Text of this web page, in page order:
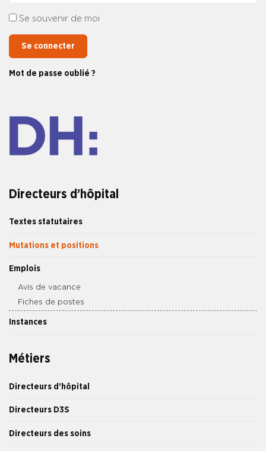
Directeurs d’hôpital
Textes statutaires
Mutations et positions
Emplois
Avis de vacance
Fiches de postes
Instances
Métiers
Directeurs d’hôpital
Directeurs D3S
Directeurs des soins
Se souvenir de moi
Se connecter
Mot de passe oublié ?